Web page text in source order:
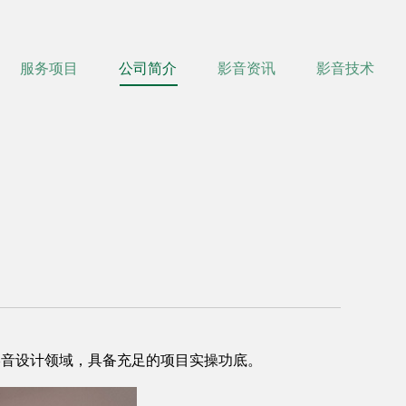
服务项目 公司简介 影音资讯 影音技术
设计领域，具备充足的项目实操功底。